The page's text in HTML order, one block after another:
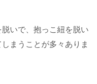
いで、抱っこ紐を脱い
まうことが多々ありま